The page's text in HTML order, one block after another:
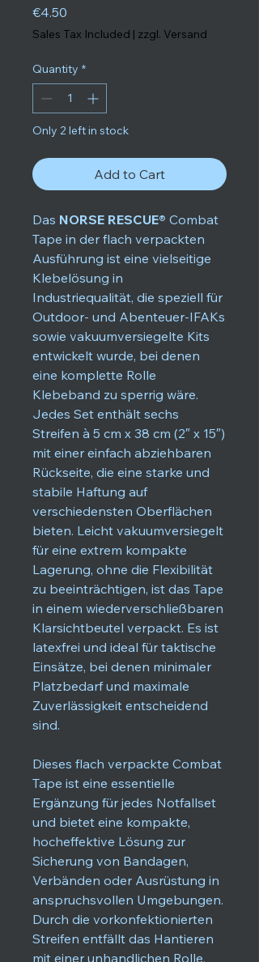
€4.50
Sales Tax Included | zzgl. Versand
Quantity *
Only 2 left in stock
Add to Cart
Das NORSE RESCUE® Combat
Tape in der flach verpackten
Ausführung ist eine vielseitige
Klebelösung in
Industriequalität, die speziell für
Outdoor- und Abenteuer-IFAKs
sowie vakuumversiegelte Kits
entwickelt wurde, bei denen
eine komplette Rolle
Klebeband zu sperrig wäre.
Jedes Set enthält sechs
Streifen à 5 cm x 38 cm (2″ x 15″)
mit einer einfach abziehbaren
Rückseite, die eine starke und
stabile Haftung auf
verschiedensten Oberflächen
bieten. Leicht vakuumversiegelt
für eine extrem kompakte
Lagerung, ohne die Flexibilität
zu beeinträchtigen, ist das Tape
in einem wiederverschließbaren
Klarsichtbeutel verpackt. Es ist
latexfrei und ideal für taktische
Einsätze, bei denen minimaler
Platzbedarf und maximale
Zuverlässigkeit entscheidend
sind.
Dieses flach verpackte Combat
Tape ist eine essentielle
Ergänzung für jedes Notfallset
und bietet eine kompakte,
hocheffektive Lösung zur
Sicherung von Bandagen,
Verbänden oder Ausrüstung in
anspruchsvollen Umgebungen.
Durch die vorkonfektionierten
Streifen entfällt das Hantieren
mit einer unhandlichen Rolle,